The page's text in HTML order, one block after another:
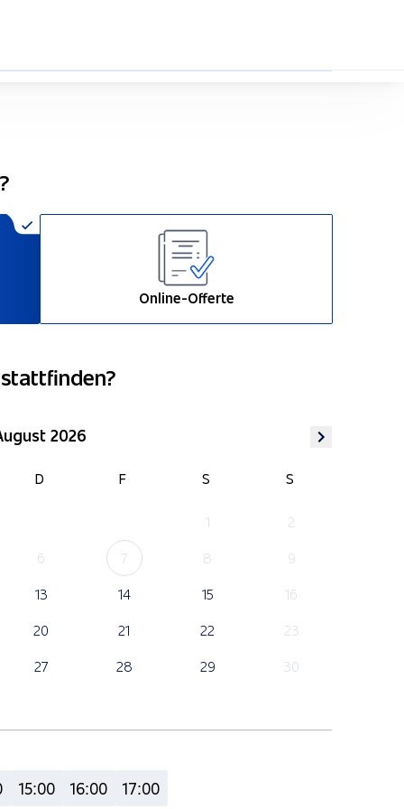
Online-Offerte
2026
D F S S
1
2
6 7 8
9
13 14 15
16
20 21 22
23
27 28 29
30
15:00 16:00 17:00